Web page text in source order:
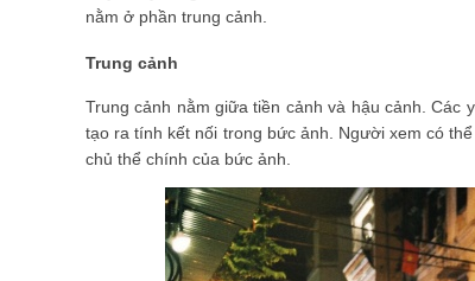
nằm ở phần trung cảnh.
Trung cảnh
Trung cảnh nằm giữa tiền cảnh và hậu cảnh. Các
tạo ra tính kết nối trong bức ảnh. Người xem có
chủ thể chính của bức ảnh.